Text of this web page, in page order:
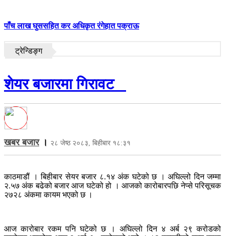
पाँच लाख घुससहित कर अधिकृत रंगेहात पक्राऊ
ट्रेन्डिङ्ग
शेयर बजारमा गिरावट
खबर बजार। २८ जेष्ठ २०८३, बिहीबार १८:३१
काठमाडौं । बिहीबार सेयर बजार ८.१४ अंक घटेको छ । अघिल्लो दिन जम्मा
२.५७ अंक बढेको बजार आज घटेको हो । आजको कारोबारपछि नेप्से परिसूचक
२७२८ अंकमा कायम भएको छ ।
आज कारोबार रकम पनि घटेको छ । अघिल्लो दिन ४ अर्ब २९ करोडको